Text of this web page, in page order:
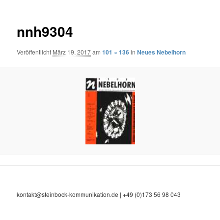
nnh9304
Veröffentlicht März 19, 2017am101 × 136inNeues Nebelhorn
kontakt@steinbock-kommunikation.de | +49 (0)173 56 98 043